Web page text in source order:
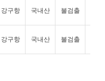
강구항 국내산 불검출
강구항 국내산 불검출